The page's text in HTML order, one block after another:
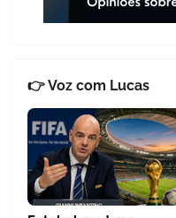
👉 Voz com Lucas